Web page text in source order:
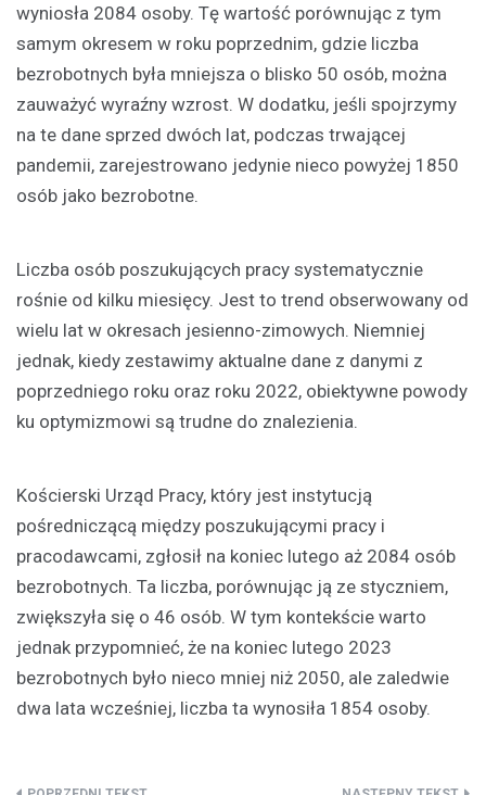
wyniosła 2084 osoby. Tę wartość porównując z tym
samym okresem w roku poprzednim, gdzie liczba
bezrobotnych była mniejsza o blisko 50 osób, można
zauważyć wyraźny wzrost. W dodatku, jeśli spojrzymy
na te dane sprzed dwóch lat, podczas trwającej
pandemii, zarejestrowano jedynie nieco powyżej 1850
osób jako bezrobotne.
Liczba osób poszukujących pracy systematycznie
rośnie od kilku miesięcy. Jest to trend obserwowany od
wielu lat w okresach jesienno-zimowych. Niemniej
jednak, kiedy zestawimy aktualne dane z danymi z
poprzedniego roku oraz roku 2022, obiektywne powody
ku optymizmowi są trudne do znalezienia.
Kościerski Urząd Pracy, który jest instytucją
pośredniczącą między poszukującymi pracy i
pracodawcami, zgłosił na koniec lutego aż 2084 osób
bezrobotnych. Ta liczba, porównując ją ze styczniem,
zwiększyła się o 46 osób. W tym kontekście warto
jednak przypomnieć, że na koniec lutego 2023
bezrobotnych było nieco mniej niż 2050, ale zaledwie
dwa lata wcześniej, liczba ta wynosiła 1854 osoby.